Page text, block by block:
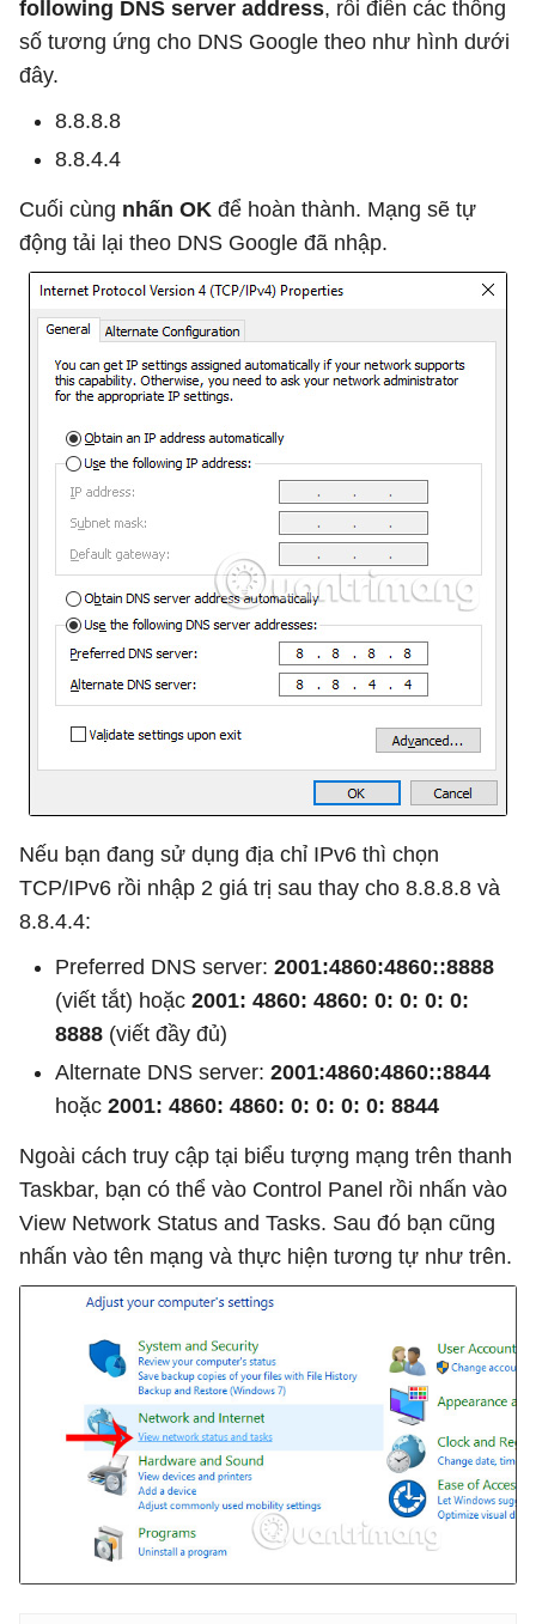
following DNS server address, rồi điền các thông
số tương ứng cho DNS Google theo như hình dưới
đây.
8.8.8.8
8.8.4.4
Cuối cùng nhấn OK để hoàn thành. Mạng sẽ tự
động tải lại theo DNS Google đã nhập.
Nếu bạn đang sử dụng địa chỉ IPv6 thì chọn
TCP/IPv6 rồi nhập 2 giá trị sau thay cho 8.8.8.8 và
8.8.4.4:
Preferred DNS server: 2001:4860:4860::8888
(viết tắt) hoặc 2001: 4860: 4860: 0: 0: 0: 0:
8888 (viết đầy đủ)
Alternate DNS server: 2001:4860:4860::8844
hoặc 2001: 4860: 4860: 0: 0: 0: 0: 8844
Ngoài cách truy cập tại biểu tượng mạng trên thanh
Taskbar, bạn có thể vào Control Panel rồi nhấn vào
View Network Status and Tasks. Sau đó bạn cũng
nhấn vào tên mạng và thực hiện tương tự như trên.